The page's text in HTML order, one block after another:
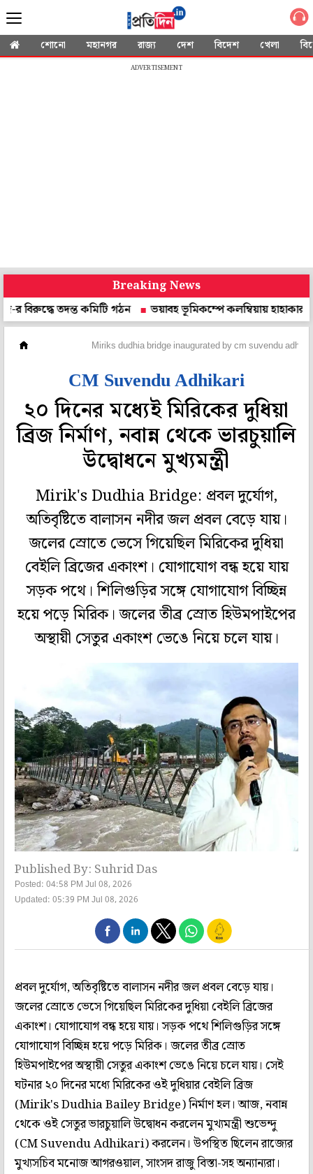
শোনো মহানগর রাজ্য দেশ বিদেশ খেলা
ADVERTISEMENT
Breaking News
তদন্ত কমিটি গঠন
ভয়াবহ ভূমিকম্পে কলম্বিয়ায় হাহাকার, তাসের
Miriks dudhia bridge inaugurated by cm suvendu
CM Suvendu Adhikari
২০ দিনের মধ্যেই মিরিকের দুধিয়া
ব্রিজ নির্মাণ, নবান্ন থেকে ভারচুয়ালি
উদ্বোধনে মুখ্যমন্ত্রী
Mirik's Dudhia Bridge: প্রবল দুর্যোগ,
অতিবৃষ্টিতে বালাসন নদীর জল প্রবল বেড়ে যায়।
জলের স্রোতে ভেসে গিয়েছিল মিরিকের দুধিয়া
বেইলি ব্রিজের একাংশ। যোগাযোগ বন্ধ হয়ে যায়
সড়ক পথে। শিলিগুড়ির সঙ্গে যোগাযোগ বিচ্ছিন্ন
হয়ে পড়ে মিরিক। জলের তীব্র স্রোত হিউমপাইপের
অস্থায়ী সেতুর একাংশ ভেঙে নিয়ে চলে যায়।
Published By: Suhrid Das
Posted: 04:58 PM Jul 08, 2026
Updated: 05:39 PM Jul 08, 2026
প্রবল দুর্যোগ, অতিবৃষ্টিতে বালাসন নদীর জল প্রবল বেড়ে যায়।
জলের স্রোতে ভেসে গিয়েছিল মিরিকের দুধিয়া বেইলি ব্রিজের
একাংশ। যোগাযোগ বন্ধ হয়ে যায়। সড়ক পথে শিলিগুড়ির সঙ্গে
যোগাযোগ বিচ্ছিন্ন হয়ে পড়ে মিরিক। জলের তীব্র স্রোত
হিউমপাইপের অস্থায়ী সেতুর একাংশ ভেঙে নিয়ে চলে যায়। সেই
ঘটনার ২০ দিনের মধ্যে মিরিকের ওই দুধিয়ার বেইলি ব্রিজ
(Mirik's Dudhia Bailey Bridge) নির্মাণ হল। আজ, নবান্ন
থেকে ওই সেতুর ভারচুয়ালি উদ্বোধন করলেন মুখ্যমন্ত্রী শুভেন্দু
(CM Suvendu Adhikari) করলেন। উপস্থিত ছিলেন রাজ্যের
মুখ্যসচিব মনোজ আগরওয়াল, সাংসদ রাজু বিস্তা-সহ অন্যান্যরা।